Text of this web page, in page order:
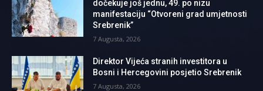
dočekuje još jednu, 49. po nizu
manifestaciju “Otvoreni grad umjetnosti
Srebrenik”
7 Augusta, 2026
Direktor Vijeća stranih investitora u
Bosni i Hercegovini posjetio Srebrenik
7 Augusta, 2026